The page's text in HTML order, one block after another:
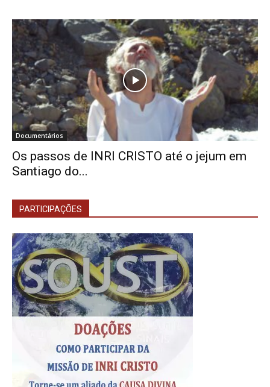
Documentários
Os passos de INRI CRISTO até o jejum em
Santiago do...
PARTICIPAÇÕES